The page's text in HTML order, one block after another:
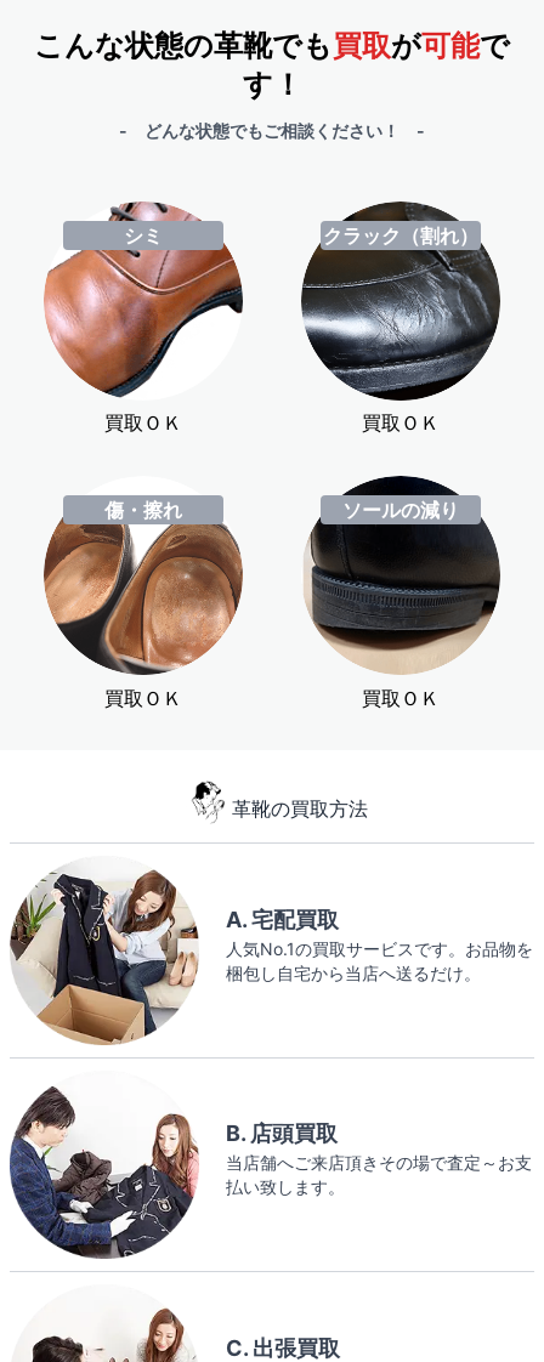
こんな状態の革靴でも買取が可能で
す！
- どんな状態でもご相談ください！ -
シミ
買取ＯＫ
クラック（割れ）
買取ＯＫ
傷・擦れ
買取ＯＫ
ソールの減り
買取ＯＫ
革靴の買取方法
A. 宅配買取
人気No.1の買取サービスです。お品物を
梱包し自宅から当店へ送るだけ。
B. 店頭買取
当店舗へご来店頂きその場で査定～お支
払い致します。
C. 出張買取